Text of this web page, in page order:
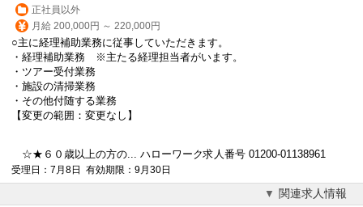
正社員以外
月給 200,000円 ～ 220,000円
○主に経理補助業務に従事していただきます。
・経理補助業務 ※主たる経理担当者がいます。
・ツアー受付業務
・施設の清掃業務
・その他付随する業務
【変更の範囲：変更なし】
☆★６０歳以上の方の... ハローワーク求人番号 01200-01138961
受理日：7月8日 有効期限：9月30日
関連求人情報